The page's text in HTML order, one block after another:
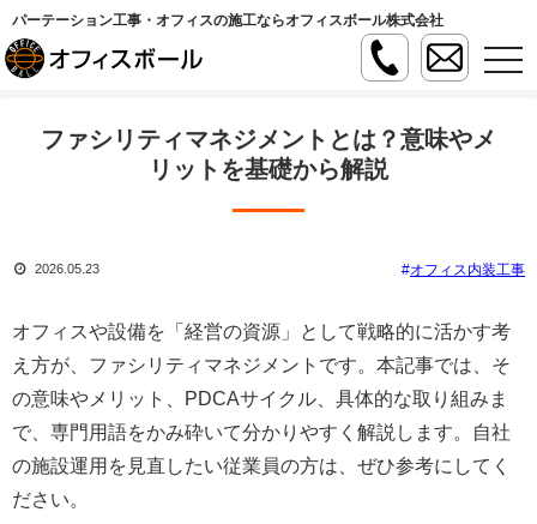
パーテーション工事・オフィスの施工ならオフィスボール株式会社
t
o
t
n
ファシリティマネジメントとは？意味やメ
リットを基礎から解説
2026.05.23 オフィス内装工事
オフィスや設備を「経営の資源」として戦略的に活かす考
え方が、ファシリティマネジメントです。本記事では、そ
の意味やメリット、PDCAサイクル、具体的な取り組みま
で、専門用語をかみ砕いて分かりやすく解説します。自社
の施設運用を見直したい従業員の方は、ぜひ参考にしてく
ださい。